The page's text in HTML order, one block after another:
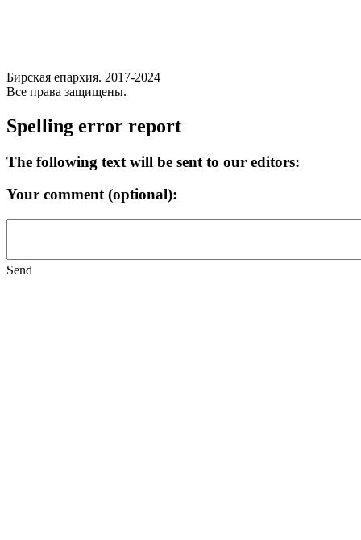
Бирская епархия. 2017-2024
Все права защищены.
Spelling error report
The following text will be sent to our editors:
Your comment (optional):
Send